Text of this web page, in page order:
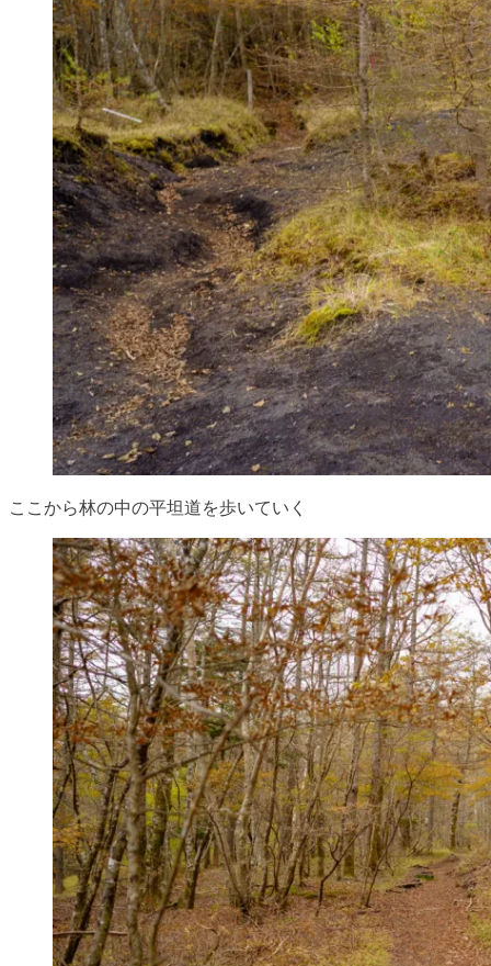
ここから林の中の平坦道を歩いていく